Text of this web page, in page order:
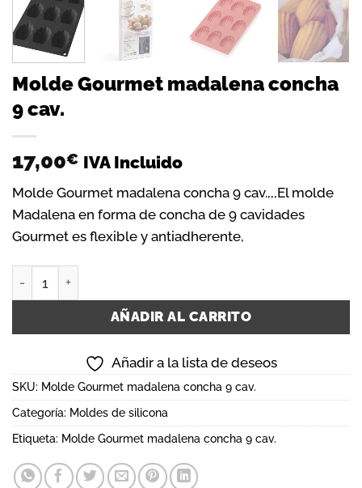
Molde Gourmet madalena concha
9 cav.
17,00€ IVA Incluido
Molde Gourmet madalena concha 9 cav.,,,El molde
Madalena en forma de concha de 9 cavidades
Gourmet es flexible y antiadherente,
AÑADIR AL CARRITO
Añadir a la lista de deseos
SKU: Molde Gourmet madalena concha 9 cav.
Categoría: Moldes de silicona
Etiqueta: Molde Gourmet madalena concha 9 cav.